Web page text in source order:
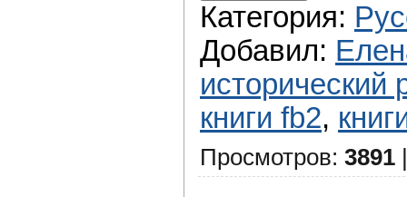
Категория:
Добавил:
исторический
книги fb2,
Просмотров: 3891